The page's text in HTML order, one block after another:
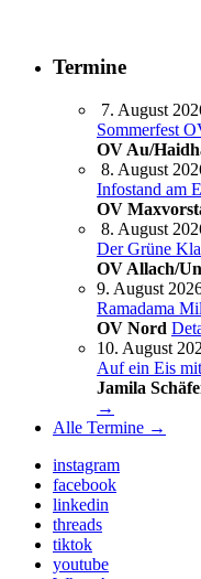
Termine
7. August
Sommerfest
OV Au/
8. August
Infostand am
OV
8. August
Der Grüne
OV Allach/
9. August
Ramadama
OV Nord
10. August
Auf ein Eis
Jamila
→
Alle Termine →
instagram
facebook
linkedin
threads
tiktok
youtube